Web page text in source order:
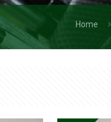
Home